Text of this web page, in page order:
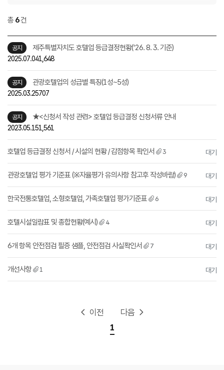
총 6건
공지 제주특별자치도 호텔업 등급결정현황('26. 8. 3. 기준)
2025.07.041,648
공지 관광호텔업의 성급별 특징(1성~5성)
2025.03.25707
공지 ★<신청서 작성 관련> 호텔업 등급결정 신청서류 안내
2023.05.151,561
호텔업 등급결정 신청서 / 시설의 현황 / 감점항목 확인서 3 대기
관광호텔업 평가 기준표 (※자율평가 유의사항 참고후 작성바람) 9 대기
한국전통호텔업, 소형호텔업, 가족호텔업 평가기준표 6 대기
호텔시설일람표 및 종합현황(예시) 4 대기
6개 항목 안전점검 필증 샘플, 안전점검 사실확인서 7 대기
개선사항 1 대기
이전
1
다음